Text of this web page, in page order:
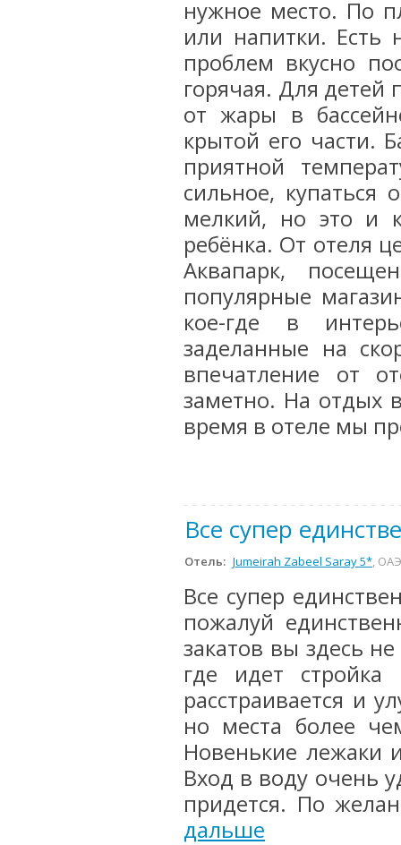
нужное место. По
или напитки. Есть
проблем вкусно
горячая. Для детей
от жары в
крытой его части.
приятной
сильное, купаться
мелкий, но это и
ребёнка. От отеля
Аквапарк,
популярные
кое-где в
заделанные на
впечатление от
заметно. На отдых
время в отеле мы
Все супер
Отель: Jumeirah Zabeel Saray 5*,
Все супер
пожалуй
закатов вы здесь
где идет
расстраивается и
но места более
Новенькие лежаки
Вход в воду очень
придется. По
дальше